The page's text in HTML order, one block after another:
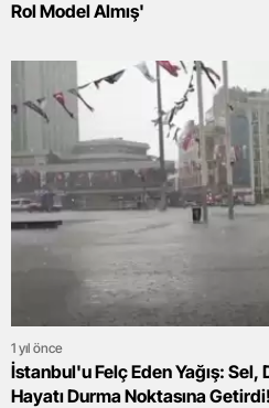
Rol Model Almış'
1 yıl önce
İstanbul'u Felç Eden Yağış: Sel,
Hayatı Durma Noktasına Getirdi!